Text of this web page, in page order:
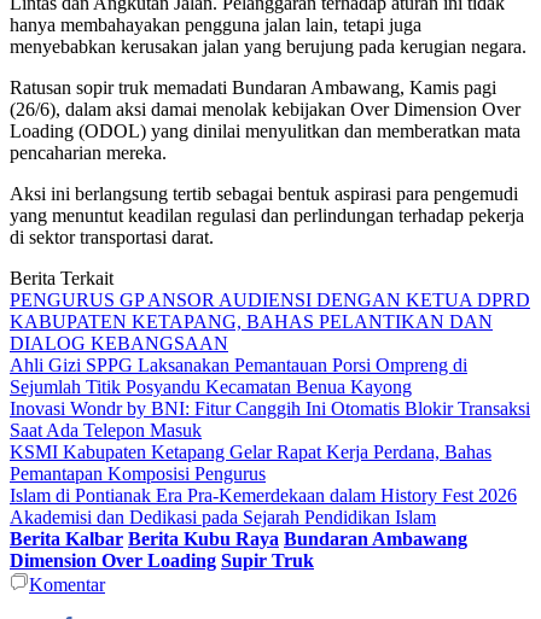
hanya membahayakan pengguna jalan lain, tetapi juga
menyebabkan kerusakan jalan yang berujung pada kerugian negara.
Ratusan sopir truk memadati Bundaran Ambawang, Kamis pagi
(26/6), dalam aksi damai menolak kebijakan Over Dimension Over
Loading (ODOL) yang dinilai menyulitkan dan memberatkan mata
pencaharian mereka.
Aksi ini berlangsung tertib sebagai bentuk aspirasi para pengemudi
yang menuntut keadilan regulasi dan perlindungan terhadap pekerja
di sektor transportasi darat.
Berita Terkait
PENGURUS GP ANSOR AUDIENSI DENGAN KETUA DPRD
KABUPATEN KETAPANG, BAHAS PELANTIKAN DAN
DIALOG KEBANGSAAN
Ahli Gizi SPPG Laksanakan Pemantauan Porsi Ompreng di
Sejumlah Titik Posyandu Kecamatan Benua Kayong
Inovasi Wondr by BNI: Fitur Canggih Ini Otomatis Blokir Transaksi
Saat Ada Telepon Masuk
KSMI Kabupaten Ketapang Gelar Rapat Kerja Perdana, Bahas
Pemantapan Komposisi Pengurus
Islam di Pontianak Era Pra-Kemerdekaan dalam History Fest 2026
Akademisi dan Dedikasi pada Sejarah Pendidikan Islam
Berita Kalbar Berita Kubu Raya Bundaran Ambawang
Dimension Over Loading Supir Truk
Komentar